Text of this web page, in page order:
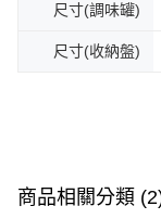
尺寸(調味罐)
尺寸(收納盤)
商品相關分類